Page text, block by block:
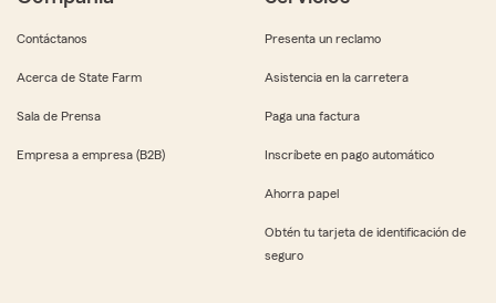
Contáctanos
Acerca de State Farm
Sala de Prensa
Empresa a empresa (B2B)
Presenta un reclamo
Asistencia en la carretera
Paga una factura
Inscríbete en pago automático
Ahorra papel
Obtén tu tarjeta de identificación de
seguro